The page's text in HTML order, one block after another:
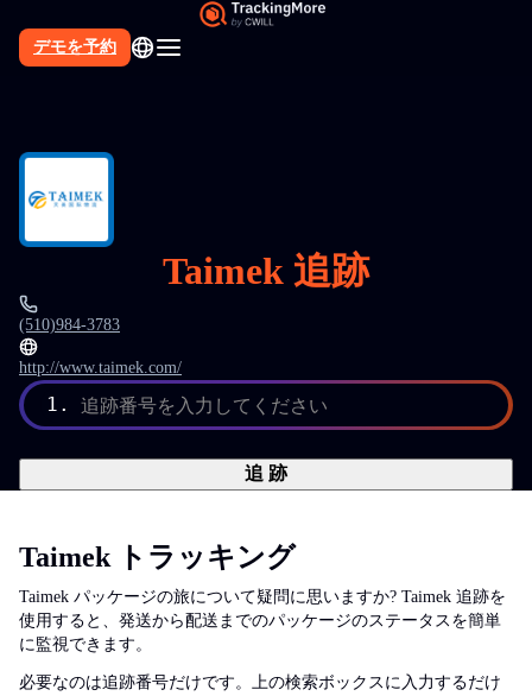
デモを予約
Taimek 追跡
(510)984-3783
http://www.taimek.com/
1. 追跡番号を入力してください
追 跡
Taimek トラッキング
Taimek パッケージの旅について疑問に思いますか? Taimek 追跡を
使用すると、発送から配送までのパッケージのステータスを簡単
に監視できます。
必要なのは追跡番号だけです。上の検索ボックスに入力するだけ